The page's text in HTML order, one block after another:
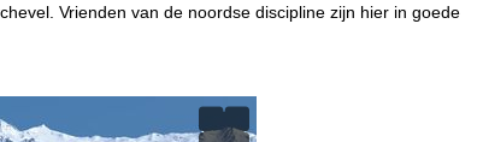
Vrienden van de noordse discipline zijn hier in goede